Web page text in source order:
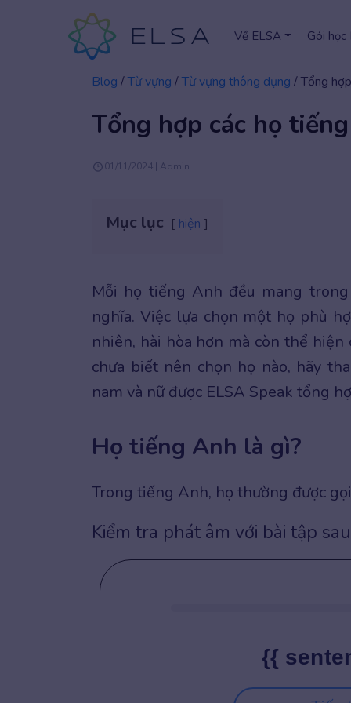
Về ELSA Gói học
Blog /Từ vựng /Từ vựng thông dụng /Tổng
Tổng hợp các họ
01/11/2024 | Admin
Mục lục hiện
Mỗi họ tiếng Anh đều mang
nghĩa. Việc lựa chọn một họ phù
nhiên, hài hòa hơn mà còn thể
chưa biết nên chọn họ nào, hãy
nam và nữ được ELSA Speak tổng
Họ tiếng Anh là gì?
Trong tiếng Anh, họ thường được
Kiểm tra phát âm với bài tập
{{